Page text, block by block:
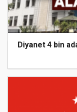
Diyanet 4 bin